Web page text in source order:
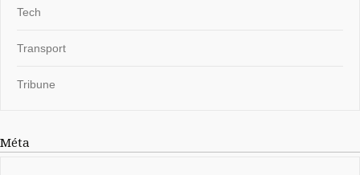
Tech
Transport
Tribune
Méta